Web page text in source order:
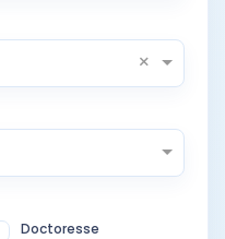
×
Doctoresse